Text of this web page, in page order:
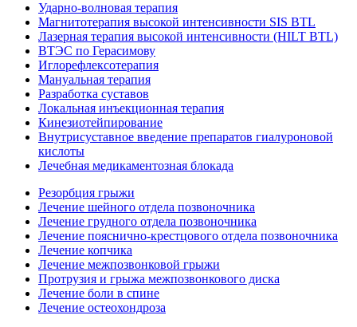
Ударно-волновая терапия
Магнитотерапия высокой интенсивности SIS BTL
Лазерная терапия высокой интенсивности (HILT BTL)
ВТЭС по Герасимову
Иглорефлексотерапия
Мануальная терапия
Разработка суставов
Локальная инъекционная терапия
Кинезиотейпирование
Внутрисуставное введение препаратов гиалуроновой
кислоты
Лечебная медикаментозная блокада
Резорбция грыжи
Лечение шейного отдела позвоночника
Лечение грудного отдела позвоночника
Лечение пояснично-крестцового отдела позвоночника
Лечение копчика
Лечение межпозвонковой грыжи
Протрузия и грыжа межпозвонкового диска
Лечение боли в спине
Лечение остеохондроза